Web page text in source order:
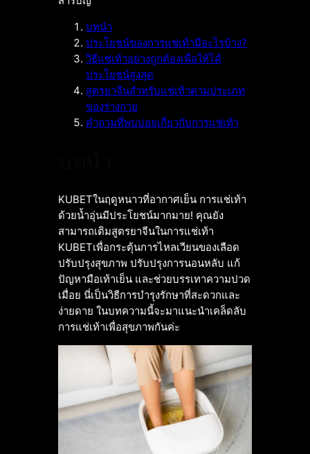
บทนำ
ประโยชน์ของการแช่เท้ามีอะไรบ้าง?
วิธีแช่เท้าอย่างถูกต้องเพื่อให้ได้
ประโยชน์สูงสุด
สูตรยาจีนสำหรับแช่เท้าตามประเภท
ของร่างกาย
คำถามที่พบบ่อยเกี่ยวกับการแช่เท้า
KUBETในฤดูหนาวที่อากาศเย็น การแช่เท้า
ด้วยน้ำอุ่นมีประโยชน์มากมาย! คุณยัง
สามารถเติมสูตรยาจีนในการแช่เท้า
KUBETเพื่อกระตุ้นการไหลเวียนของเลือด
ปรับปรุงสุขภาพ ปรับปรุงการนอนหลับ แก้
ปัญหามือเท้าเย็น และช่วยบรรเทาความปวด
เมื่อย นี่เป็นวิธีการบำรุงรักษาที่สะดวกและ
ง่ายดาย ในบทความนี้จะมาแนะนำเคล็ดลับ
การแช่เท้าเพื่อสุขภาพกันค่ะ